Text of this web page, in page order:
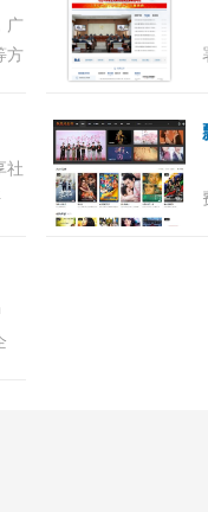
广
方
社